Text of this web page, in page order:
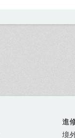
進
境